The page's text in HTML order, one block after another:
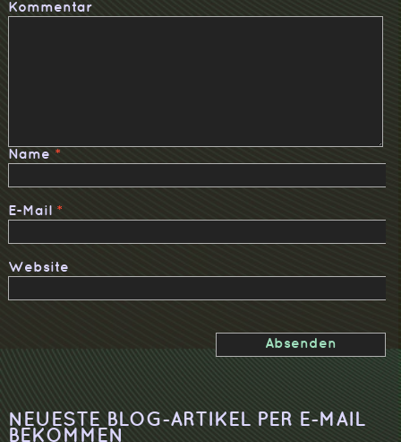
Kommentar
Name *
E-Mail *
Website
NEUESTE BLOG-ARTIKEL PER E-MAIL
BEKOMMEN